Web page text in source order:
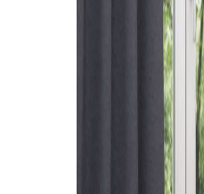
Gardinenstange